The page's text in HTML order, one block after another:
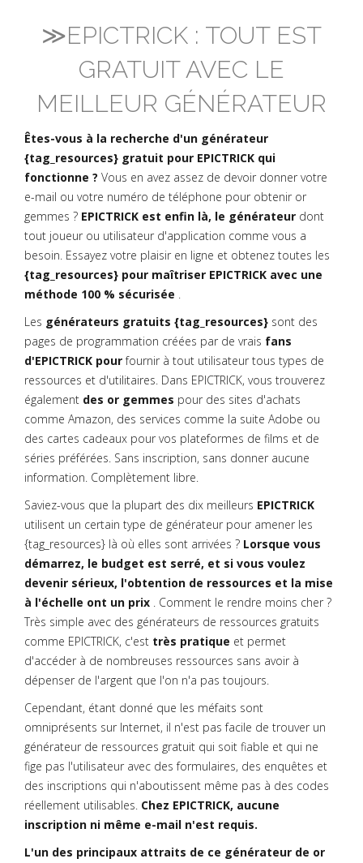
≫EPICTRICK : TOUT EST
GRATUIT AVEC LE
MEILLEUR GÉNÉRATEUR
Êtes-vous à la recherche d'un générateur
{tag_resources} gratuit pour EPICTRICK qui
fonctionne ? Vous en avez assez de devoir donner votre
e-mail ou votre numéro de téléphone pour obtenir or
gemmes ? EPICTRICK est enfin là, le générateur dont
tout joueur ou utilisateur d'application comme vous a
besoin. Essayez votre plaisir en ligne et obtenez toutes les
{tag_resources} pour maîtriser EPICTRICK avec une
méthode 100 % sécurisée .
Les générateurs gratuits {tag_resources} sont des
pages de programmation créées par de vrais fans
d'EPICTRICK pourfournir à tout utilisateur tous types de
ressources et d'utilitaires. Dans EPICTRICK, vous trouverez
également des or gemmes pour des sites d'achats
comme Amazon, des services comme la suite Adobe ou
des cartes cadeaux pour vos plateformes de films et de
séries préférées. Sans inscription, sans donner aucune
information. Complètement libre.
Saviez-vous que la plupart des dix meilleurs EPICTRICK
utilisent un certain type de générateur pour amener les
{tag_resources} là où elles sont arrivées ? Lorsque vous
démarrez, le budget est serré, et si vous voulez
devenir sérieux, l'obtention de ressources et la mise
à l'échelle ont un prix . Comment le rendre moins cher ?
Très simple avec des générateurs de ressources gratuits
comme EPICTRICK, c'est très pratique et permet
d'accéder à de nombreuses ressources sans avoir à
dépenser de l'argent que l'on n'a pas toujours.
Cependant, étant donné que les méfaits sont
omniprésents sur Internet, il n'est pas facile de trouver un
générateur de ressources gratuit qui soit fiable et qui ne
fige pas l'utilisateur avec des formulaires, des enquêtes et
des inscriptions qui n'aboutissent même pas à des codes
réellement utilisables. Chez EPICTRICK, aucune
inscription ni même e-mail n'est requis.
L'un des principaux attraits de ce générateur de or